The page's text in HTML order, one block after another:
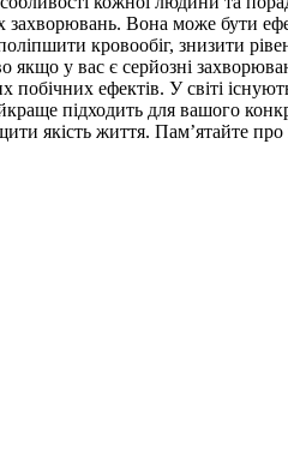
захворювань. Вона може бути
кровообіг, знизити
якщо у вас є серйозні
ефектів. У світі
підходить для вашого
якість життя. Пам’ятайте про